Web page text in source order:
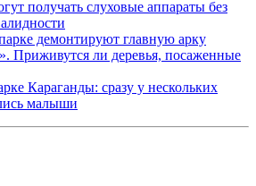
получать слуховые аппараты без
демонтируют главную арку
Приживутся ли деревья, посаженные
Караганды: сразу у нескольких
малыши